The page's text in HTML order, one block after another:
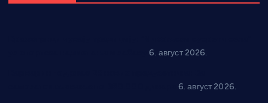
6. август 2026.
6. август 2026.